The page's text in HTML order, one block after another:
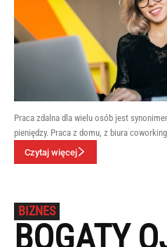
Praca zdalna dla wielu osób jest
pieniędzy. Praca z domu, z biura
Czytaj więcej
BIZNES
BOGATY